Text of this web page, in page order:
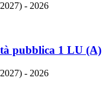
- 2026
pubblica 1 LU (A)
- 2026